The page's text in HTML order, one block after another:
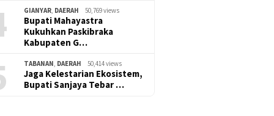
GIANYAR, DAERAH 50,769 views
Bupati Mahayastra
Kukuhkan Paskibraka
Kabupaten G…
TABANAN, DAERAH 50,414 views
Jaga Kelestarian Ekosistem,
Bupati Sanjaya Tebar …